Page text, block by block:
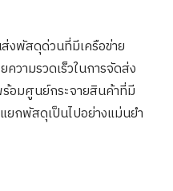
งพัสดุด่วนที่มีเครือข่าย
วามรวดเร็วในการจัดส่ง
อมศูนย์กระจายสินค้าที่มี
ยกพัสดุเป็นไปอย่างแม่นยำ